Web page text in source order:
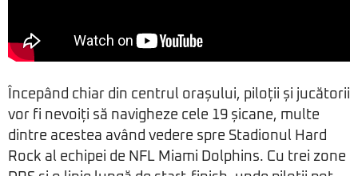
Începând chiar din centrul orașului, piloții și jucătorii
vor fi nevoiți să navigheze cele 19 șicane, multe
dintre acestea având vedere spre Stadionul Hard
Rock al echipei de NFL Miami Dolphins. Cu trei zone